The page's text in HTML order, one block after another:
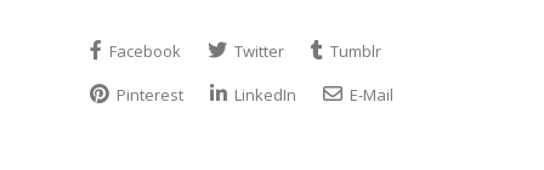
Facebook Twitter
Tumblr
Pinterest
LinkedIn E-Mail